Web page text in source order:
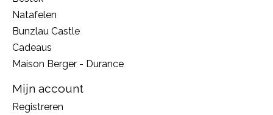
Natafelen
Bunzlau Castle
Cadeaus
Maison Berger - Durance
Mijn account
Registreren